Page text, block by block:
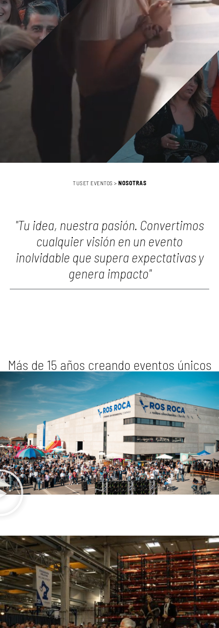
TUSET EVENTOS > NOSOTRAS
"Tu idea, nuestra pasión. Convertimos
cualquier visión en un evento
inolvidable que supera expectativas y
genera impacto"
Más de 15 años creando eventos únicos